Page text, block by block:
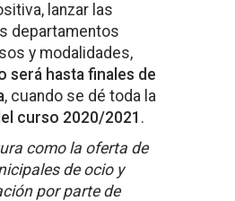
lanzar las
departamentos
y modalidades,
será hasta finales de
, cuando se dé toda la
curso 2020/2021 .
como la oferta de
de ocio y
por parte de